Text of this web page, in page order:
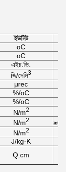
ইউনিট
oC
oC
এইচ.ভি.
জি/সেমি3
μrec
%/oC
%/oC
N/m2
N/m2
N/m2
J/kg·K
Q.cm